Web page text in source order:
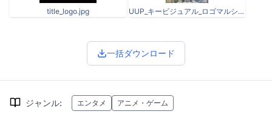
title_logo.jpg UUP_キービジュアル_ロゴマルシー_1104 mini.jpg
一括ダウンロード
ジャンル: エンタメ アニメ・ゲーム